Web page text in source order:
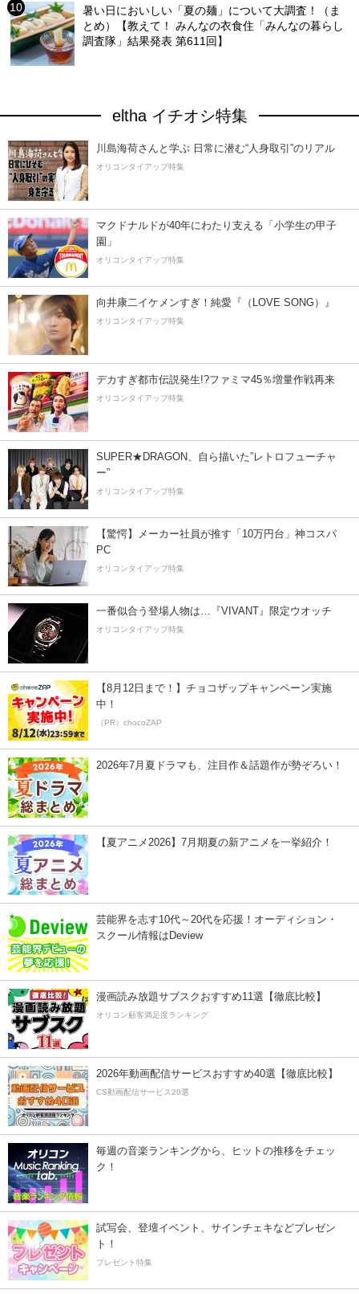
暑い日においしい「夏の麺」について大調査！（ま
とめ）【教えて！ みんなの衣食住「みんなの暮らし
調査隊」結果発表 第611回】
eltha イチオシ特集
川島海荷さんと学ぶ 日常に潜む“人身取引”のリアル
オリコンタイアップ特集
マクドナルドが40年にわたり支える「小学生の甲子
園」
オリコンタイアップ特集
向井康二イケメンすぎ！純愛『（LOVE SONG）』
オリコンタイアップ特集
デカすぎ都市伝説発生!?ファミマ45％増量作戦再来
オリコンタイアップ特集
SUPER★DRAGON、自ら描いた”レトロフューチャ
ー”
オリコンタイアップ特集
【驚愕】メーカー社員が推す「10万円台」神コスパ
PC
オリコンタイアップ特集
一番似合う登場人物は…『VIVANT』限定ウオッチ
オリコンタイアップ特集
【8月12日まで！】チョコザップキャンペーン実施
中！
（PR）chocoZAP
2026年7月夏ドラマも、注目作＆話題作が勢ぞろい！
【夏アニメ2026】7月期夏の新アニメを一挙紹介！
芸能界を志す10代～20代を応援！オーディション・
スクール情報はDeview
漫画読み放題サブスクおすすめ11選【徹底比較】
オリコン顧客満足度ランキング
2026年動画配信サービスおすすめ40選【徹底比較】
CS動画配信サービス20選
毎週の音楽ランキングから、ヒットの推移をチェッ
ク！
試写会、登壇イベント、サインチェキなどプレゼン
ト！
プレゼント特集